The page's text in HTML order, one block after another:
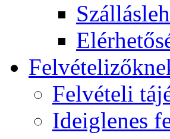
Felvételi
Ideiglenes